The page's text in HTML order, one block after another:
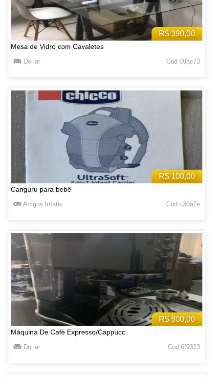
R$ 390,00
Mesa de Vidro com Cavaletes
Do lar Cod 69ac73
R$ 100,00
Canguru para bebê
Artigos Infatis Cod c30a7e
R$ 800,00
Máquina De Café Expresso/Cappucc
Do lar Cod 6f9323